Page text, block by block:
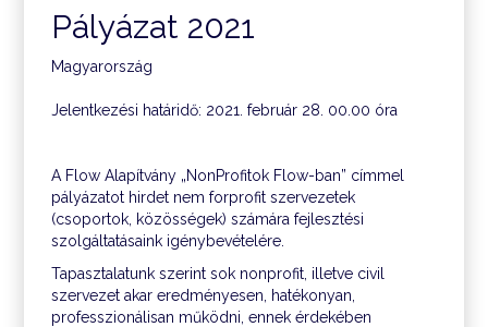
Pályázat 2021
Magyarország
Jelentkezési határidő: 2021. február 28. 00.00 óra
A Flow Alapítvány „NonProfitok Flow-ban” címmel
pályázatot hirdet nem forprofit szervezetek
(csoportok, közösségek) számára fejlesztési
szolgáltatásaink igénybevételére.
Tapasztalatunk szerint sok nonprofit, illetve civil
szervezet akar eredményesen, hatékonyan,
professzionálisan működni, ennek érdekében